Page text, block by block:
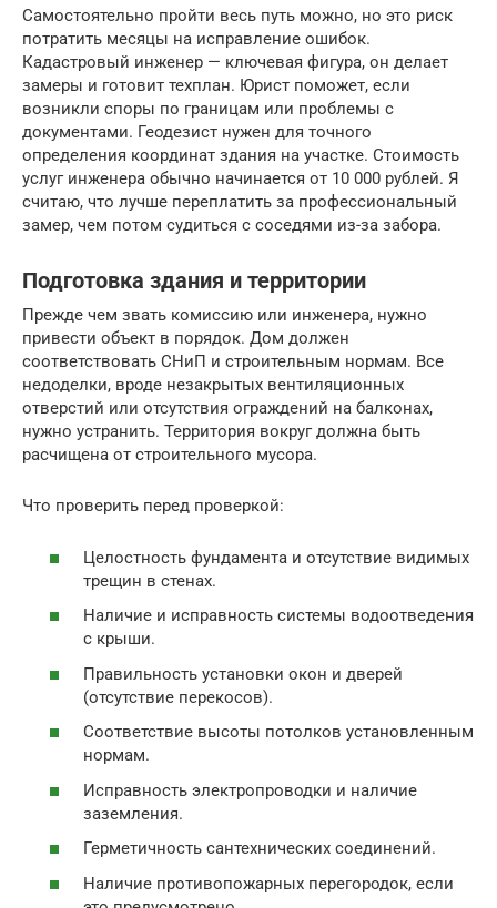
Самостоятельно пройти весь путь можно, но это риск
потратить месяцы на исправление ошибок.
Кадастровый инженер — ключевая фигура, он делает
замеры и готовит техплан. Юрист поможет, если
возникли споры по границам или проблемы с
документами. Геодезист нужен для точного
определения координат здания на участке. Стоимость
услуг инженера обычно начинается от 10 000 рублей. Я
считаю, что лучше переплатить за профессиональный
замер, чем потом судиться с соседями из-за забора.
Подготовка здания и территории
Прежде чем звать комиссию или инженера, нужно
привести объект в порядок. Дом должен
соответствовать СНиП и строительным нормам. Все
недоделки, вроде незакрытых вентиляционных
отверстий или отсутствия ограждений на балконах,
нужно устранить. Территория вокруг должна быть
расчищена от строительного мусора.
Что проверить перед проверкой:
Целостность фундамента и отсутствие видимых
трещин в стенах.
Наличие и исправность системы водоотведения
с крыши.
Правильность установки окон и дверей
(отсутствие перекосов).
Соответствие высоты потолков установленным
нормам.
Исправность электропроводки и наличие
заземления.
Герметичность сантехнических соединений.
Наличие противопожарных перегородок, если